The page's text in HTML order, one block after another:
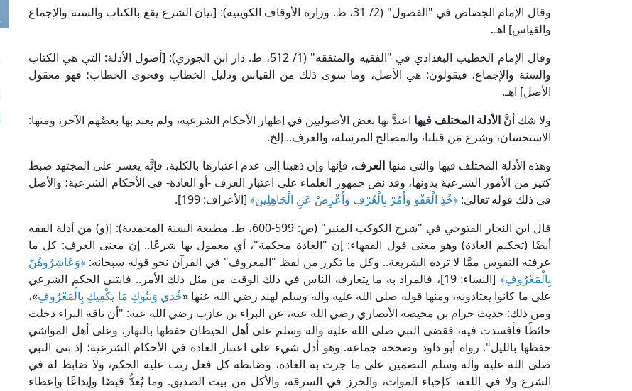
وقال الإمام الجصاص في "الفصول" (2/ 31، ط. وزارة الأوقاف الكويتية): [بيان الشرع يقع بالكتاب والسنة والإجماع
والقياس] اهـ.
وقال الإمام الخطيب البغدادي في "الفقيه والمتفقه" (1/ 512، ط. دار ابن الجوزي): [أصول الأدلة: التي هي الكتاب
والسنة والإجماع، فيقولون: هي الأصل، وما سوى ذلك من القياس ودليل الخطاب وفحوى الخطاب؛ فهو معقول
الأصل] اهـ.
ولا شك أنَّ الأدلة المختلف فيها اعتدَّ بها بعض الأصوليين في إظهار الأحكام الشرعية، ولم يعتد بها بعضُهم الآخر، ومنها:
الاستحسان، وشرع مَن قبلنا، والمصالح المرسلة، والعرف.. إلخ.
وهذه الأدلة المختلف فيها والتي منها العرف، فإنها وإن ذهبنا إلى عدم اعتبارها بالكلية، فإنَّه يعسر على المجتهد ضبط
كثير من الأمور الشرعية بدونها، وقد نص جمهور العلماء على اعتبار العرف -أو العادة- في الأحكام الشرعية؛ والأصل
في ذلك قوله تعالى: ﴿خُذِ الْعَفْوَ وَأْمُرْ بِالْعُرْفِ وَأَعْرِضْ عَنِ الْجَاهِلِينَ﴾ [الأعراف: 199].
قال ابن النجار الفتوحي في "شرح الكوكب المنير" (ص: 599-600، ط. مطبعة السنة المحمدية): [(و) من أدلة الفقه
أيضًا (تحكيم العادة) وهو معنى قول الفقهاء: إن "العادة محكمة"، أي معمول بها شرعًا.. إن معنى العرف: كل ما
عرفته النفوس ممَّا لا ترده الشريعة.. وكل ما تكرر من لفظ "المعروف" في القرآن نحو قوله سبحانه: ﴿وَعَاشِرُوهُنَّ
بِالْمَعْرُوفِ﴾
[النساء: 19]، فالمراد به ما يتعارفه الناس في ذلك الوقت من مثل ذلك الأمر.. فابتنى الحكم الشرعي
على ما كانوا يعتادونه، ومنها قوله صلى الله عليه وآله وسلم لهند رضي الله عنها «خُذِي وَبَنُوكِ مَا يَكْفِيكِ بِالْمَعْرُوفِ»،
ومن ذلك: حديث حرام بن محيصة الأنصاري رضي الله عنه، عن البراء بن عازب رضي الله عنه: "أن ناقة البراء دخلت
حائطًا فأفسدت فيه، فقضى النبي صلى الله عليه وآله وسلم على أهل الحيطان حفظها بالنهار، وعلى أهل المواشي
حفظها بالليل". رواه أبو داود وصححه جماعة. وهو أدل شيء على اعتبار العادة في الأحكام الشرعية؛ إذ بنى النبي
صلى الله عليه وآله وسلم التضمين على ما جرت به العادة، وضابطه كل فعل رتب عليه الحكم، ولا ضابط له في
الشرع ولا في اللغة، كإحياء الموات، والحرز في السرقة، والأكل من بيت الصديق. وما يُعدُّ قبضًا وإيداعًا وإعطاء